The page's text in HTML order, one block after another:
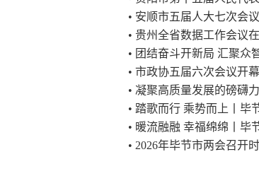
• 安顺市五届人大七次会
• 贵州全省数据工作会议
• 团结奋斗开新局 汇聚
• 市政协五届六次会议开幕
• 凝聚高质量发展的磅礴
• 踏歌而行 乘势而上丨毕
• 暖流融融 幸福绵绵丨毕
• 2026年毕节市两会召开